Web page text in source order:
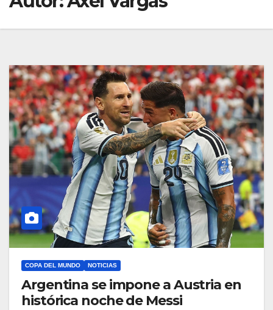
COPA DEL MUNDO NOTICIAS
Argentina se impone a Austria en
histórica noche de Messi